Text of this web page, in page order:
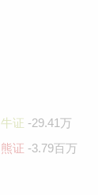
牛证 -29.41万
熊证 -3.79百万